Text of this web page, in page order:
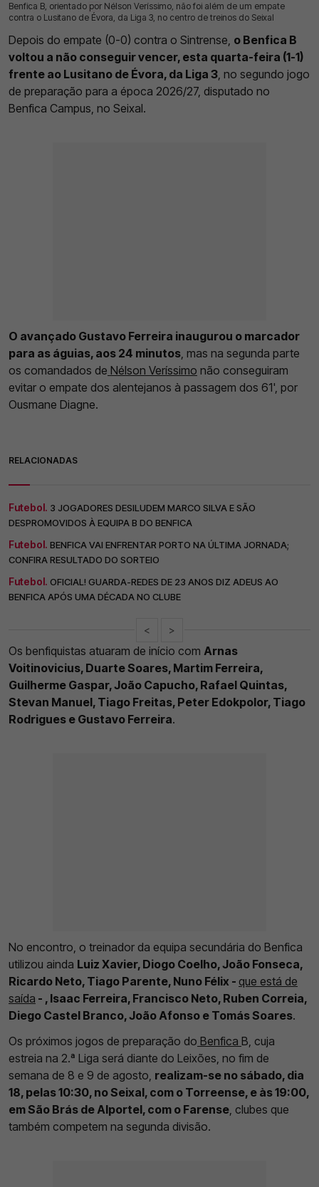
Benfica B, orientado por Nélson Veríssimo, não foi além de um empate
contra o Lusitano de Évora, da Liga 3, no centro de treinos do Seixal
15 Jul 2026 | 17:39 | 0
Depois do empate (0-0) contra o Sintrense, o Benfica B
voltou a não conseguir vencer, esta quarta-feira (1-1)
frente ao Lusitano de Évora, da Liga 3 , no segundo jogo
de preparação para a época 2026/27, disputado no
Benfica Campus, no Seixal.
O avançado Gustavo Ferreira inaugurou o marcador
para as águias, aos 24 minutos , mas na segunda parte
os comandados de Nélson Veríssimo não conseguiram
evitar o empate dos alentejanos à passagem dos 61', por
Ousmane Diagne.
RELACIONADAS
Futebol. 3 JOGADORES DESILUDEM MARCO SILVA E SÃO
DESPROMOVIDOS À EQUIPA B DO BENFICA
Futebol. BENFICA VAI ENFRENTAR PORTO NA ÚLTIMA JORNADA;
CONFIRA RESULTADO DO SORTEIO
Futebol. OFICIAL! GUARDA-REDES DE 23 ANOS DIZ ADEUS AO
BENFICA APÓS UMA DÉCADA NO CLUBE
< >
Os benfiquistas atuaram de início com Arnas
Voitinovicius, Duarte Soares, Martim Ferreira,
Guilherme Gaspar, João Capucho, Rafael Quintas,
Stevan Manuel, Tiago Freitas, Peter Edokpolor, Tiago
Rodrigues e Gustavo Ferreira.
No encontro, o treinador da equipa secundária do Benfica
utilizou ainda Luiz Xavier, Diogo Coelho, João Fonseca,
Ricardo Neto, Tiago Parente, Nuno Félix - que está de
saída - , Isaac Ferreira, Francisco Neto, Ruben Correia,
Diego Castel Branco, João Afonso e Tomás Soares.
Os próximos jogos de preparação do Benfica B, cuja
estreia na 2.ª Liga será diante do Leixões, no fim de
semana de 8 e 9 de agosto, realizam-se no sábado, dia
18, pelas 10:30, no Seixal, com o Torreense, e às 19:00,
em São Brás de Alportel, com o Farense , clubes que
também competem na segunda divisão.